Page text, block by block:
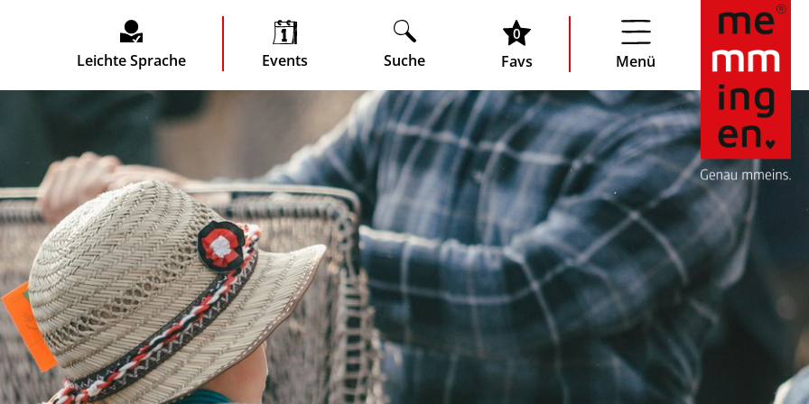
Menü
Leichte Sprache Events Suche
0
Favs